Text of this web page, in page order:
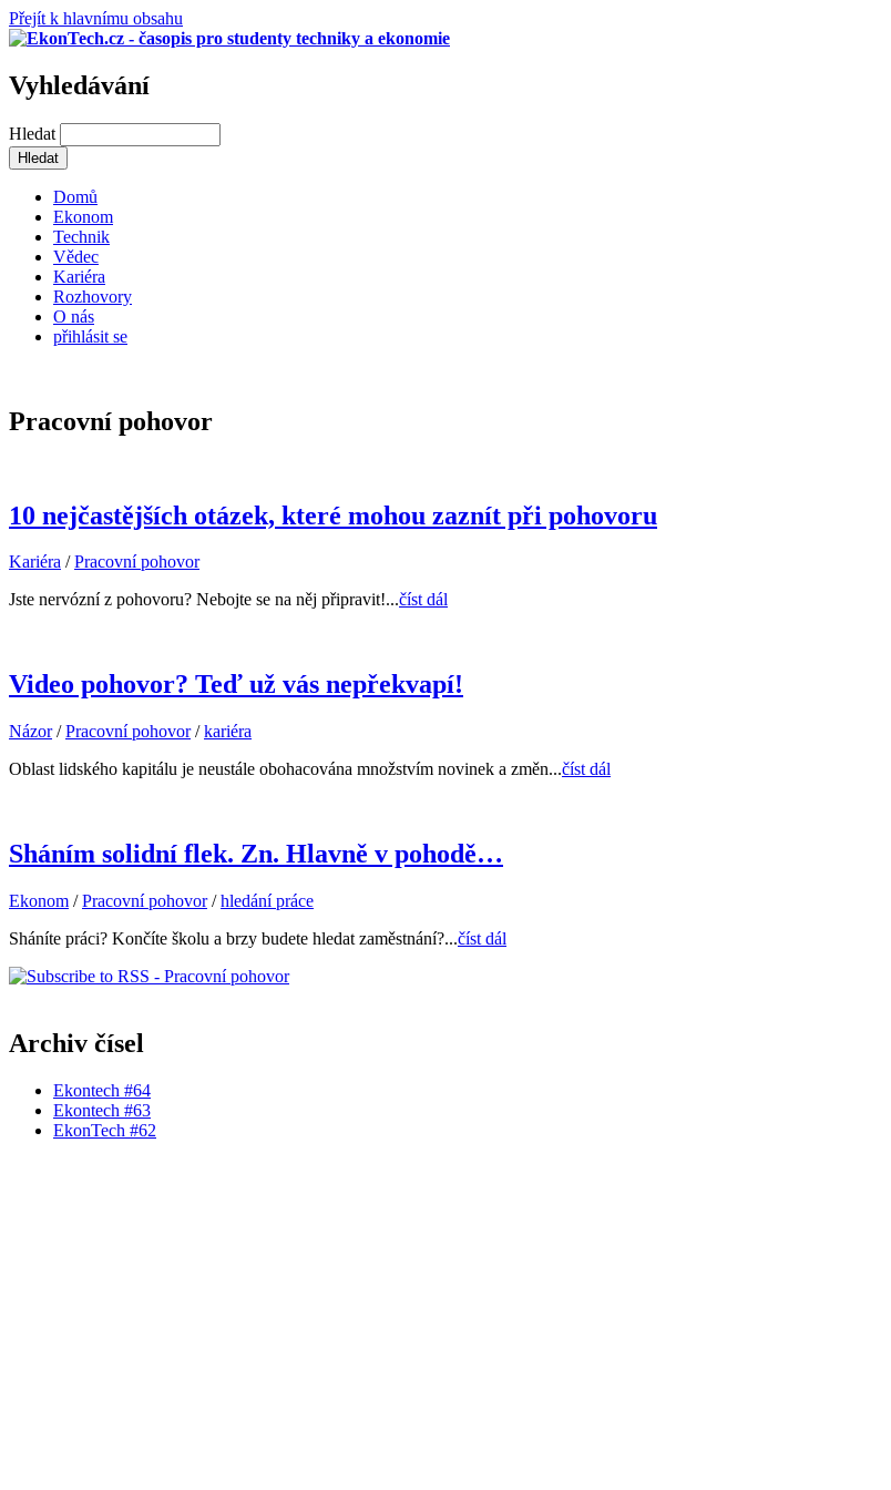
Přejít k hlavnímu obsahu
Vyhledávání
Hledat
Domů
Ekonom
Technik
Vědec
Kariéra
Rozhovory
O nás
přihlásit se
Pracovní pohovor
10 nejčastějších otázek, které mohou zaznít při pohovoru
Kariéra /Pracovní pohovor
Jste nervózní z pohovoru? Nebojte se na něj připravit!...číst dál
Video pohovor? Teď už vás nepřekvapí!
Názor/Pracovní pohovor/kariéra
Oblast lidského kapitálu je neustále obohacována množstvím novinek a změn...číst dál
Sháním solidní flek. Zn. Hlavně v pohodě…
Ekonom /Pracovní pohovor/hledání práce
Sháníte práci? Končíte školu a brzy budete hledat zaměstnání?...číst dál
Archiv čísel
Ekontech #64
Ekontech #63
EkonTech #62